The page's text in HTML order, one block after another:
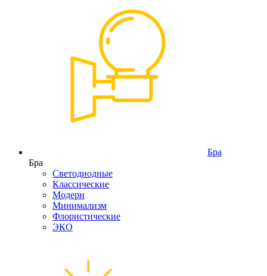
Бра
Бра
Светодиодные
Классические
Модерн
Минимализм
Флористические
ЭКО